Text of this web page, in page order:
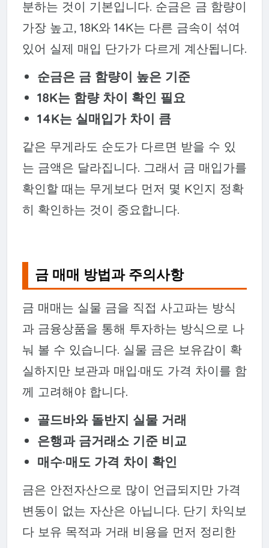
분하는 것이 기본입니다. 순금은 금 함량이
가장 높고, 18K와 14K는 다른 금속이 섞여
있어 실제 매입 단가가 다르게 계산됩니다.
순금은 금 함량이 높은 기준
18K는 함량 차이 확인 필요
14K는 실매입가 차이 큼
같은 무게라도 순도가 다르면 받을 수 있
는 금액은 달라집니다. 그래서 금 매입가를
확인할 때는 무게보다 먼저 몇 K인지 정확
히 확인하는 것이 중요합니다.
금 매매 방법과 주의사항
금 매매는 실물 금을 직접 사고파는 방식
과 금융상품을 통해 투자하는 방식으로 나
눠 볼 수 있습니다. 실물 금은 보유감이 확
실하지만 보관과 매입·매도 가격 차이를 함
께 고려해야 합니다.
골드바와 돌반지 실물 거래
은행과 금거래소 기준 비교
매수·매도 가격 차이 확인
금은 안전자산으로 많이 언급되지만 가격
변동이 없는 자산은 아닙니다. 단기 차익보
다 보유 목적과 거래 비용을 먼저 정리한